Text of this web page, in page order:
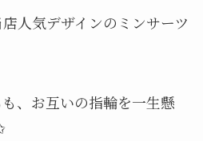
人気デザインのミンサーツ
、お互いの指輪を一生懸